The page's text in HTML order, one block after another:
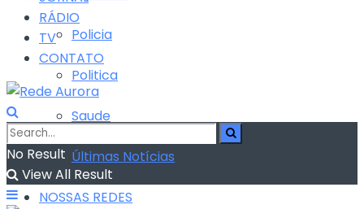
Policia
Politica
Saude
Últimas Notícias
NOSSAS REDES
RÁDIO
TV
CONTATO
No Result
View All Result